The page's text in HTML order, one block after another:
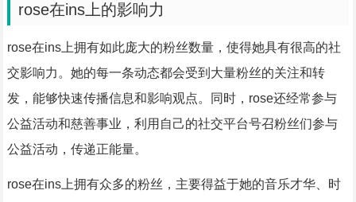
rose在ins上的影响力
rose在ins上拥有如此庞大的粉丝数量，使得她具有很高的社
交影响力。她的每一条动态都会受到大量粉丝的关注和转
发，能够快速传播信息和影响观点。同时，rose还经常参与
公益活动和慈善事业，利用自己的社交平台号召粉丝们参与
公益活动，传递正能量。
rose在ins上拥有众多的粉丝，主要得益于她的音乐才华、时